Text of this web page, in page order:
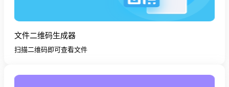
文件二维码生成器
扫描二维码即可查看文件